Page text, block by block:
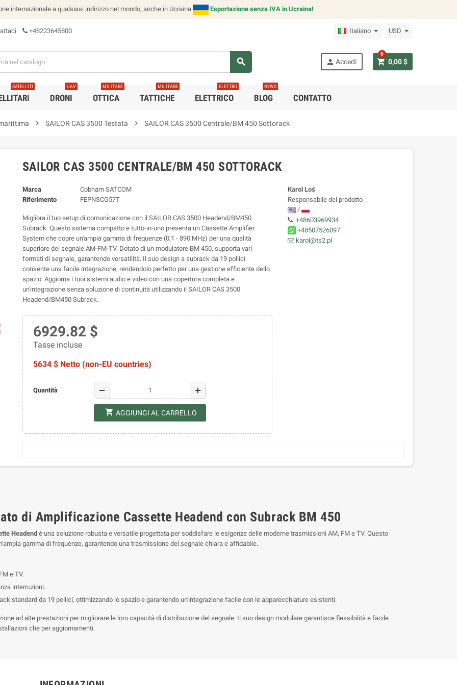
internazionale a qualsiasi indirizzo nel mondo, anche in Ucraina Esportazione senza IVA in Ucraina!
+48223645800 Italiano USD
search person Accedi shopping_cart 0,00 $
0
SATELLITI
DRONI
UAV
OTTICA
MILITARE
TATTICHE
MILITARE
ELETTRICO
ELETTRO
BLOG
NEWS
CONTATTO
chevron_right SAILOR CAS 3500 Testata chevron_right SAILOR CAS 3500 Centrale/BM 450 Sottorack
SAILOR CAS 3500 CENTRALE/BM 450 SOTTORACK
Marca
Cobham SATCOM
Riferimento
FEPNSCG57T
Migliora il tuo setup di comunicazione con il SAILOR CAS 3500 Headend/BM450
Subrack. Questo sistema compatto e tutto-in-uno presenta un Cassette Amplifier
System che copre un'ampia gamma di frequenze (0,1 - 890 MHz) per una qualità
superiore del segnale AM-FM-TV. Dotato di un modulatore BM 450, supporta vari
formati di segnale, garantendo versatilità. Il suo design a subrack da 19 pollici
consente una facile integrazione, rendendolo perfetto per una gestione efficiente dello
spazio. Aggiorna i tuoi sistemi audio e video con una copertura completa e
un'integrazione senza soluzione di continuità utilizzando il SAILOR CAS 3500
Headend/BM450 Subrack.
6929.82 $
Tasse incluse
5634 $ Netto (non-EU countries)
Quantità remove add
shopping_cart AGGIUNGI AL CARRELLO
Karol Loś
Responsabile del prodotto
/
+48603969934
+48507526097
karol@ts2.pl
di Amplificazione Cassette Headend con Subrack BM 450
Headend è una soluzione robusta e versatile progettata per soddisfare le esigenze delle moderne trasmissioni AM, FM e TV. Questo
gamma di frequenze, garantendo una trasmissione del segnale chiara e affidabile.
e TV.
interruzioni.
standard da 19 pollici, ottimizzando lo spazio e garantendo un'integrazione facile con le apparecchiature esistenti.
ad alte prestazioni per migliorare le loro capacità di distribuzione del segnale. Il suo design modulare garantisce flessibilità e facile
che per aggiornamenti.